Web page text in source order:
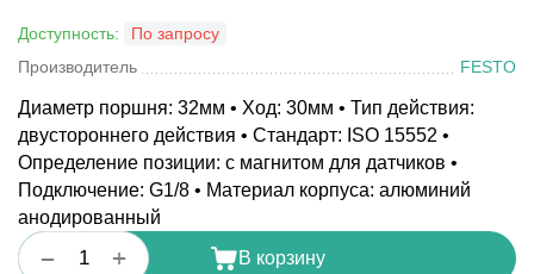
Доступность:
По запросу
Производитель
FESTO
Диаметр поршня: 32мм • Ход: 30мм • Тип действия:
двустороннего действия • Стандарт: ISO 15552 •
Определение позиции: с магнитом для датчиков •
Подключение: G1/8 • Материал корпуса: алюминий
анодированный
+
−
В корзину